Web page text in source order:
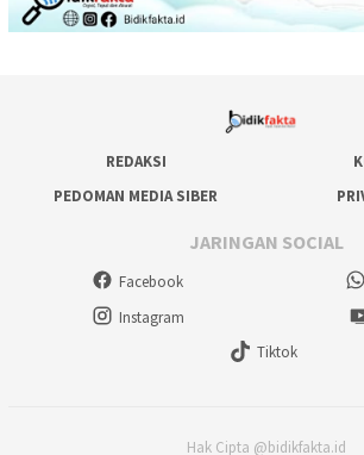
REDAKSI
PEDOMAN MEDIA SIBER
JARINGAN SOCIAL
Facebook
Instagram
Tiktok
Hak Cipta @bidikfakta.id